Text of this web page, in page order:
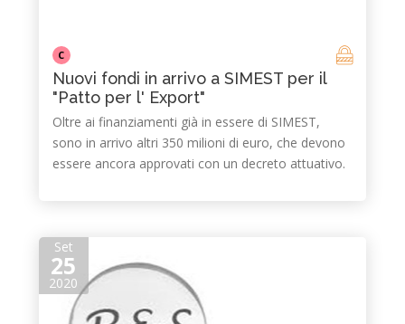
C
Nuovi fondi in arrivo a SIMEST per il
"Patto per l' Export"
Oltre ai finanziamenti già in essere di SIMEST,
sono in arrivo altri 350 milioni di euro, che devono
essere ancora approvati con un decreto attuativo.
Set
25
2020